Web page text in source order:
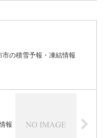
市の積雪予報・凍結情報
報